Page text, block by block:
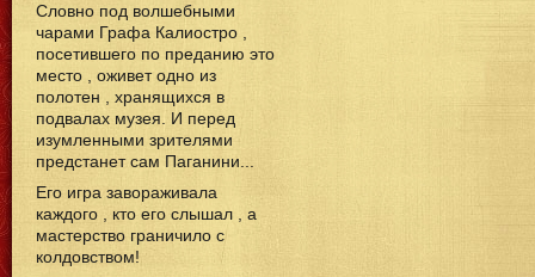
Словно под волшебными
чарами Графа Калиостро ,
посетившего по преданию это
место , оживет одно из
полотен , хранящихся в
подвалах музея. И перед
изумленными зрителями
предстанет сам Паганини...
Его игра завораживала
каждого , кто его слышал , а
мастерство граничило с
колдовством!